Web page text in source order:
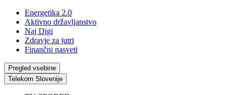
Energetika 2.0
Aktivno državljanstvo
Naj Digi
Zdravje za jutri
Finančni nasveti
Pregled vsebine
Telekom Slovenije